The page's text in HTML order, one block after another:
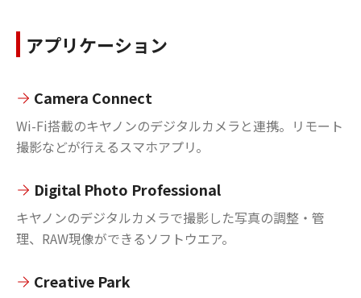
アプリケーション
Camera Connect
Wi-Fi搭載のキヤノンのデジタルカメラと連携。リモート
撮影などが行えるスマホアプリ。
Digital Photo Professional
キヤノンのデジタルカメラで撮影した写真の調整・管
理、RAW現像ができるソフトウエア。
Creative Park